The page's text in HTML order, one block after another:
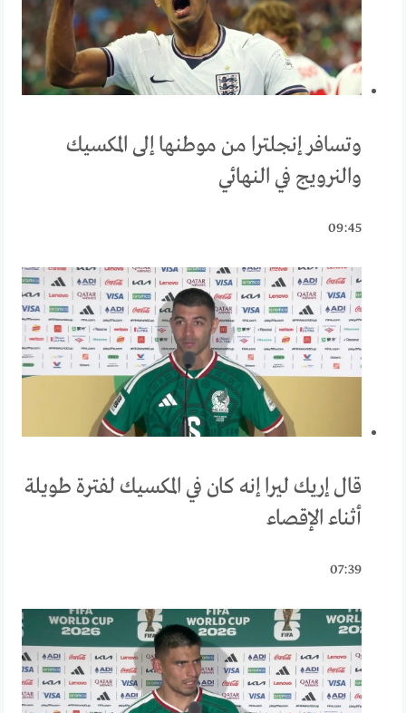
وتسافر إنجلترا من موطنها إلى المكسيك
والنرويج في النهائي
09:45
قال إريك ليرا إنه كان في المكسيك لفترة طويلة
أثناء الإقصاء
07:39